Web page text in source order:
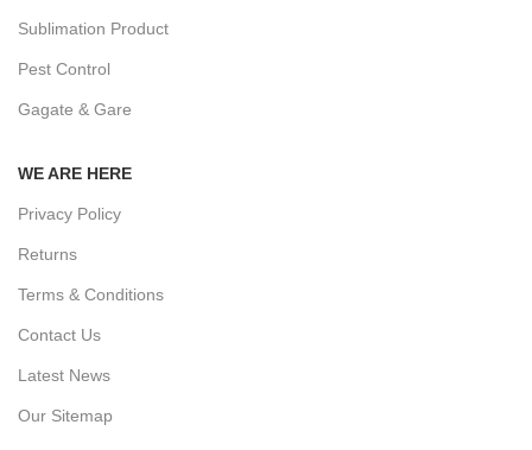
Sublimation Product
Pest Control
Gagate & Gare
WE ARE HERE
Privacy Policy
Returns
Terms & Conditions
Contact Us
Latest News
Our Sitemap